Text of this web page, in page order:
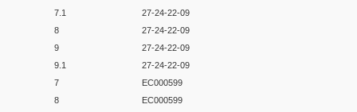
7.1
27-24-22-09
8
27-24-22-09
9
27-24-22-09
9.1
27-24-22-09
7
EC000599
8
EC000599